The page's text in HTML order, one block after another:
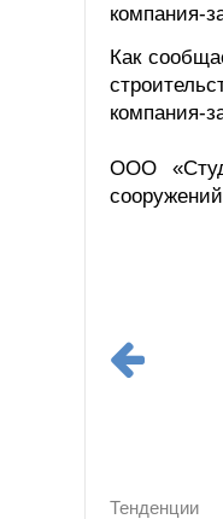
компания-
Как
компания-
ООО
Тенденции